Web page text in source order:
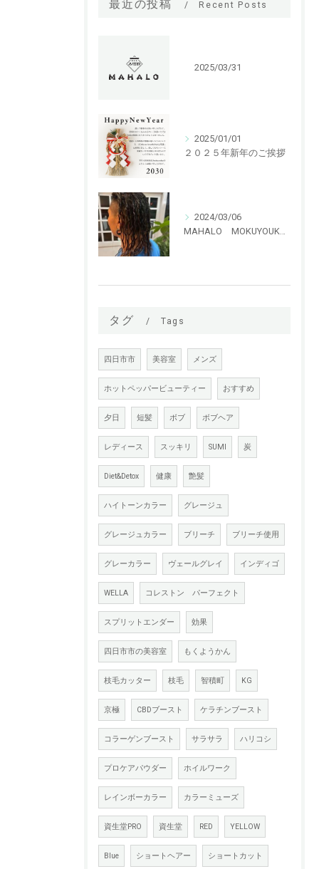
最近の投稿 Recent Posts
2025/03/31
2025/01/01
２０２５年新年のご挨拶
2024/03/06
MAHALO MOKUYOUKAN 特殊パーマ ハリガネパーマ！！
タグ Tags
四日市市 美容室 メンズ
ホットペッパービューティー おすすめ
夕日 短髪 ボブ ボブヘア
レディース スッキリ SUMI 炭
Diet&Detox 健康 艶髪
ハイトーンカラー グレージュ
グレージュカラー ブリーチ ブリーチ使用
グレーカラー ヴェールグレイ インディゴ
WELLA コレストン パーフェクト
スプリットエンダー 効果
四日市市の美容室 もくようかん
枝毛カッター 枝毛 智積町 KG
京極 CBDブースト ケラチンブースト
コラーゲンブースト サラサラ ハリコシ
プロケアパウダー ホイルワーク
レインボーカラー カラーミューズ
資生堂PRO 資生堂 RED YELLOW
Blue ショートヘアー ショートカット